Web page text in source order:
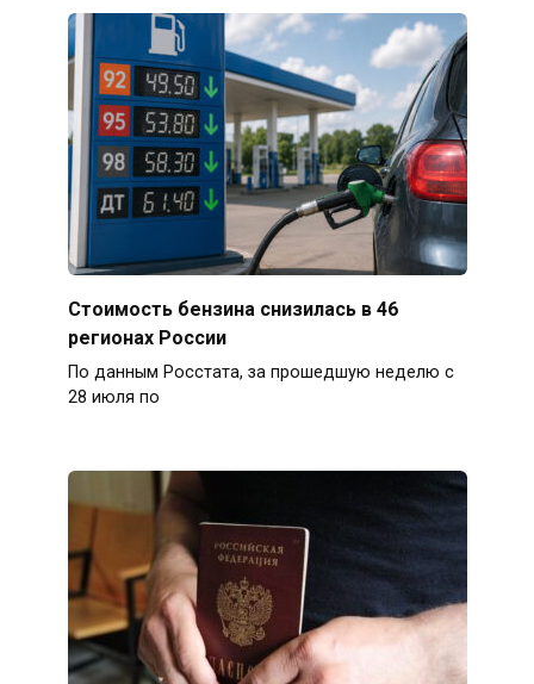
Стоимость бензина снизилась в 46
регионах России
По данным Росстата, за прошедшую неделю с
28 июля по